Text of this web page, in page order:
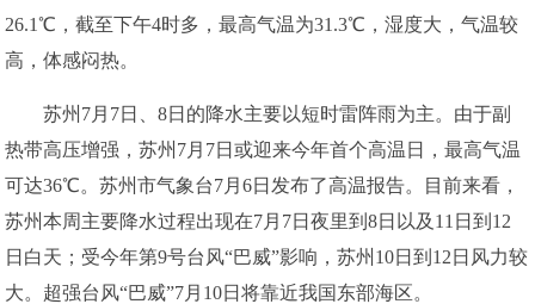
26.1℃，截至下午4时多，最高气温为31.3℃，湿度大，气温较
高，体感闷热。
苏州7月7日、8日的降水主要以短时雷阵雨为主。由于副
热带高压增强，苏州7月7日或迎来今年首个高温日，最高气温
可达36℃。苏州市气象台7月6日发布了高温报告。目前来看，
苏州本周主要降水过程出现在7月7日夜里到8日以及11日到12
日白天；受今年第9号台风“巴威”影响，苏州10日到12日风力较
大。超强台风“巴威”7月10日将靠近我国东部海区。